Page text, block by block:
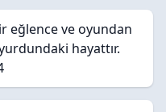
eğlence ve oyundan
hayattır.